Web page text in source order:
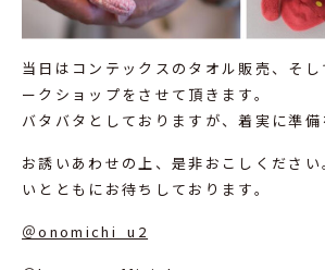
当日はコンテックスのタオル販売、そ
ークショップをさせて頂きます。
バタバタとしておりますが、着実に準備
お誘いあわせの上、是非おこしくださ
いとともにお待ちしております。
＠onomichi_u2